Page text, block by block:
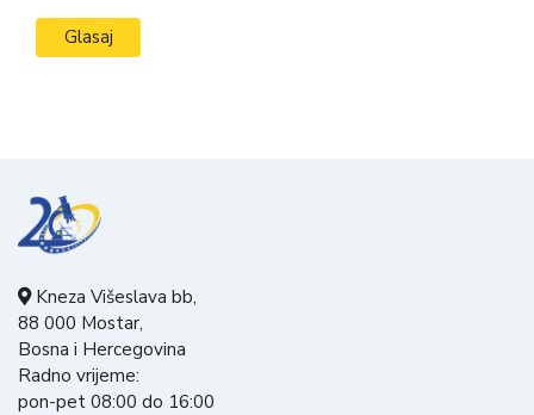
Kneza Višeslava bb,
88 000 Mostar,
Bosna i Hercegovina
Radno vrijeme:
pon-pet 08:00 do 16:00